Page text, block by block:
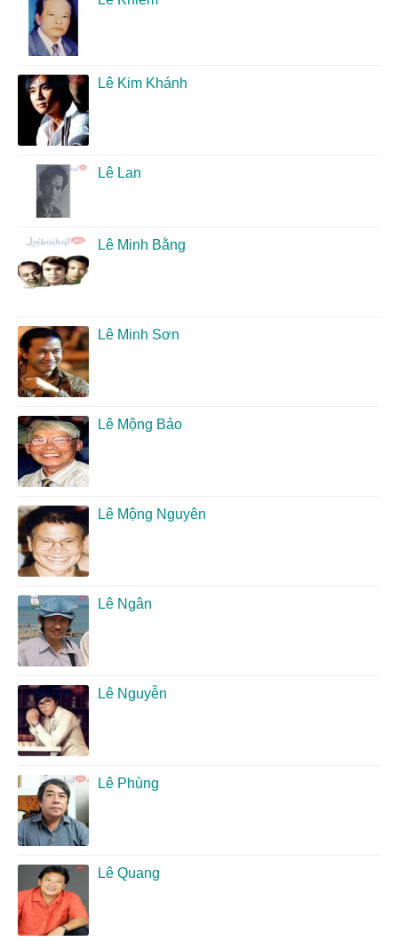
Lê Kim Khánh
Lê Lan
Lê Minh Bằng
Lê Minh Sơn
Lê Mộng Bảo
Lê Mộng Nguyên
Lê Ngân
Lê Nguyễn
Lê Phùng
Lê Quang